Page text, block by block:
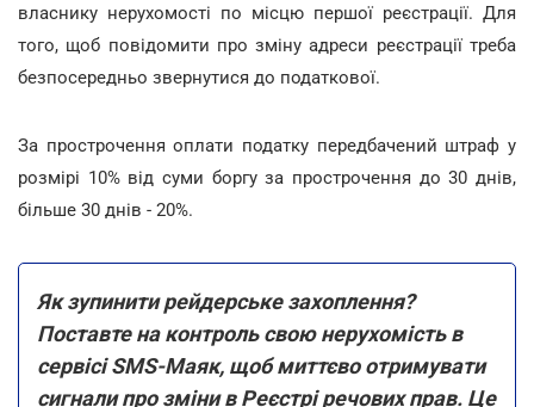
власнику нерухомості по місцю першої реєстрації. Для
того, щоб повідомити про зміну адреси реєстрації треба
безпосередньо звернутися до податкової.
За прострочення оплати податку передбачений штраф у
розмірі 10% від суми боргу за прострочення до 30 днів,
більше 30 днів - 20%.
Як зупинити рейдерське захоплення?
Поставте на контроль свою нерухомість в
сервісі SMS-Маяк, щоб миттєво отримувати
сигнали про зміни в Реєстрі речових прав. Це